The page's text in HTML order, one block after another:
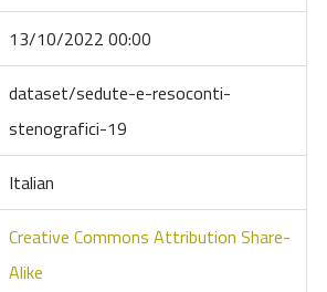
13/10/2022 00:00
dataset/sedute-e-resoconti-
stenografici-19
Italian
Creative Commons Attribution Share-
Alike